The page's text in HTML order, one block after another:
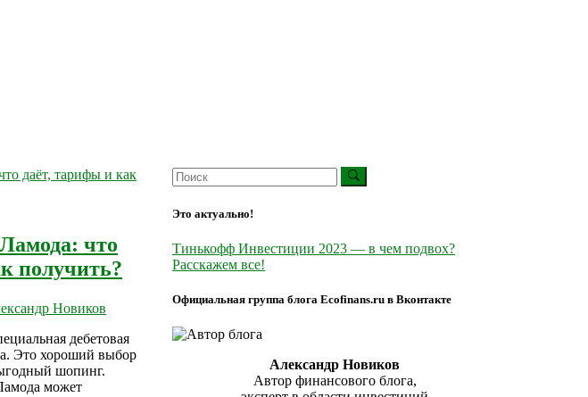
что
получить?
Новиков
дебетовая
Это хороший выбор
шопинг.
может
Это актуально!
Тинькофф Инвестиции 2023 — в чем подвох?
Расскажем все!
Официальная группа блога Ecofinans.ru в Вконтакте
Александр Новиков
Автор финансового блога,